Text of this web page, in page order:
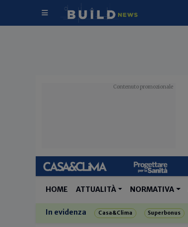
HOME ATTUALITÀ NORMATIVA
In evidenza Casa&Clima Superbonus